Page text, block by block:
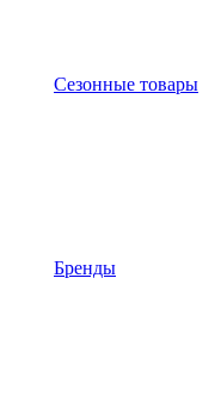
Сезонные товары
Бренды